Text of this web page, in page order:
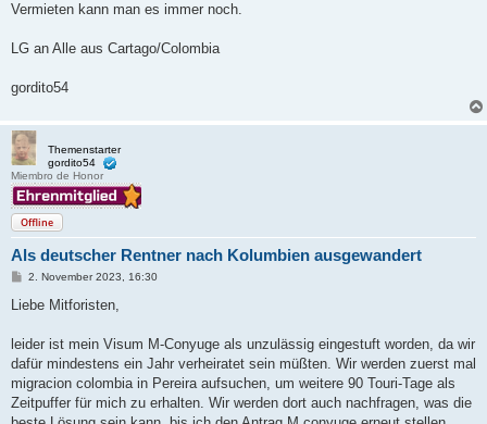
Vermieten kann man es immer noch.
LG an Alle aus Cartago/Colombia
gordito54
Themenstarter
gordito54
Miembro de Honor
Offline
Als deutscher Rentner nach Kolumbien ausgewandert
B
i
a
2. November 2023, 16:30
Liebe Mitforisten,
leider ist mein Visum M-Conyuge als unzulässig eingestuft worden, da wir
dafür mindestens ein Jahr verheiratet sein müßten. Wir werden zuerst mal
migracion colombia in Pereira aufsuchen, um weitere 90 Touri-Tage als
Zeitpuffer für mich zu erhalten. Wir werden dort auch nachfragen, was die